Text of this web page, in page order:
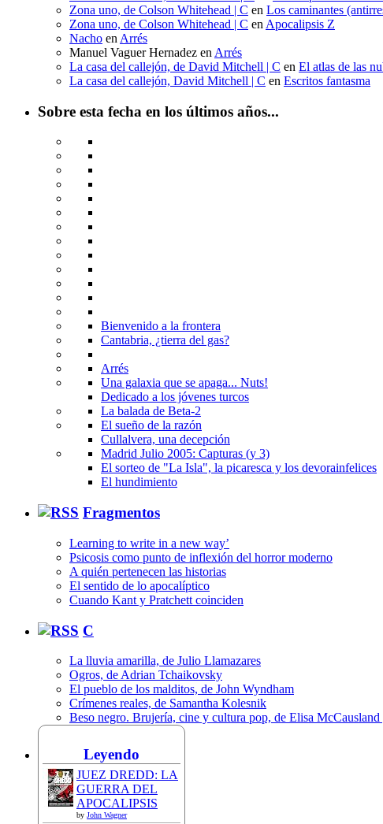
Zona uno, de Colson Whitehead | C en Los caminantes
Zona uno, de Colson Whitehead | C en Apocalipsis Z
Nacho en Arrés
Manuel Vaguer Hernadez en Arrés
La casa del callejón, de David Mitchell | C en El atlas de las
La casa del callejón, David Mitchell | C en Escritos fantasma
Sobre esta fecha en los últimos años...
Bienvenido a la frontera
Cantabria, ¿tierra del gas?
Arrés
Una galaxia que se apaga... Nuts!
Dedicado a los jóvenes turcos
La balada de Beta-2
El sueño de la razón
Cullalvera, una decepción
Madrid Julio 2005: Capturas (y 3)
El sorteo de "La Isla", la picaresca y los devorainfelices
El hundimiento
Fragmentos
Learning to write in a new way’
Psicosis como punto de inflexión del horror moderno
A quién pertenecen las historias
El sentido de lo apocalíptico
Cuando Kant y Pratchett coinciden
C
La lluvia amarilla, de Julio Llamazares
Ogros, de Adrian Tchaikovsky
El pueblo de los malditos, de John Wyndham
Crímenes reales, de Samantha Kolesnik
Beso negro. Brujería, cine y cultura pop, de Elisa
Leyendo
JUEZ DREDD: LA
GUERRA DEL
APOCALIPSIS
by John Wagner